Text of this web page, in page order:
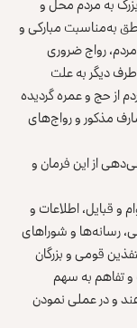
به‌مناسبت مبارکی و
رواج ضروری
دیگر به علت
از حج و عمره گردیده
مذکور و رواج‌های
از این فرمان و
و قبایل، اطلاعات و
رسانه‌ها و شوراهای
قومی و بزرگان
تفاهم به سهم
و در عملی نمودن